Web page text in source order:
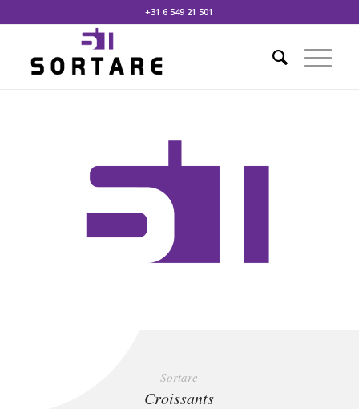
+31 6 549 21 501
Sortare
Croissants